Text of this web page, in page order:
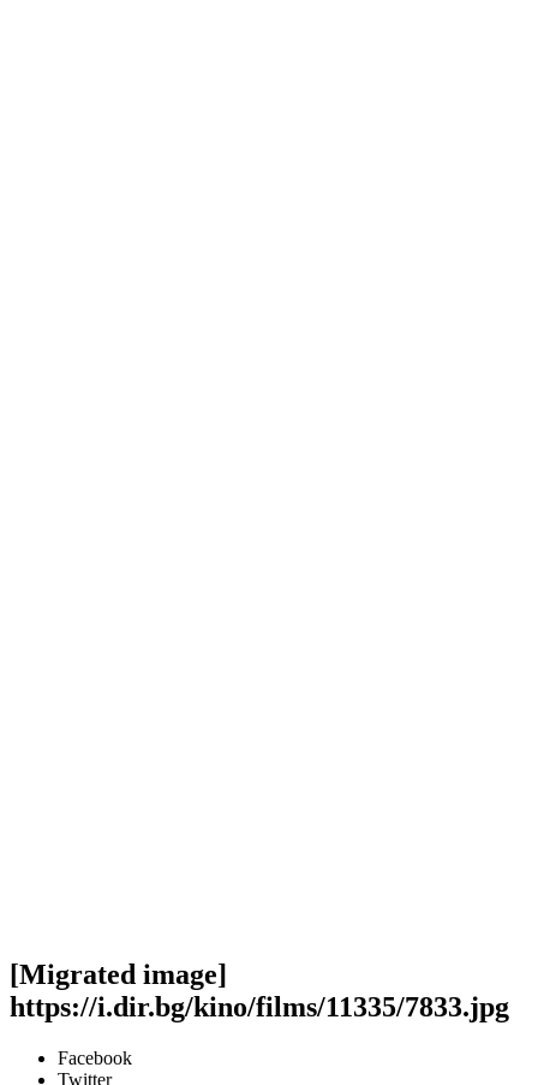
[Migrated image]
https://i.dir.bg/kino/films/11335/7833.jpg
Facebook
Twitter